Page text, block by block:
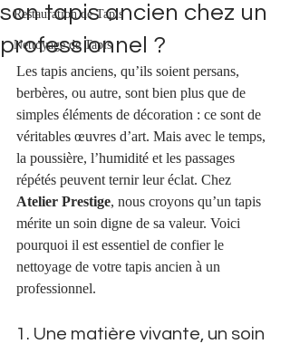
Restauration de Tapis
Nettoyage de Tapis
son tapis ancien chez un
professionnel ?
Les tapis anciens, qu’ils soient persans,
berbères, ou autre, sont bien plus que de
simples éléments de décoration : ce sont de
véritables œuvres d’art. Mais avec le temps,
la poussière, l’humidité et les passages
répétés peuvent ternir leur éclat. Chez
Atelier Prestige, nous croyons qu’un tapis
mérite un soin digne de sa valeur. Voici
pourquoi il est essentiel de confier le
nettoyage de votre tapis ancien à un
professionnel.
1. Une matière vivante, un soin